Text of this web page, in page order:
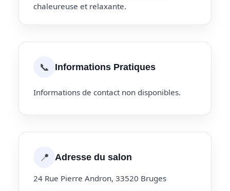
chaleureuse et relaxante.
📞 Informations Pratiques
Informations de contact non disponibles.
📍 Adresse du salon
24 Rue Pierre Andron, 33520 Bruges